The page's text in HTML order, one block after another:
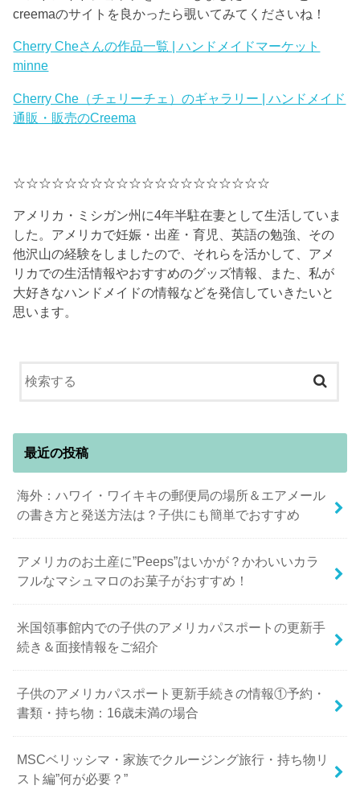
creemaのサイトを良かったら覗いてみてくださいね！
Cherry Cheさんの作品一覧 | ハンドメイドマーケット
minne
Cherry Che（チェリーチェ）のギャラリー | ハンドメイド
通販・販売のCreema
☆☆☆☆☆☆☆☆☆☆☆☆☆☆☆☆☆☆☆☆
アメリカ・ミシガン州に4年半駐在妻として生活していま
した。アメリカで妊娠・出産・育児、英語の勉強、その
他沢山の経験をしましたので、それらを活かして、アメ
リカでの生活情報やおすすめのグッズ情報、また、私が
大好きなハンドメイドの情報などを発信していきたいと
思います。
最近の投稿
海外：ハワイ・ワイキキの郵便局の場所＆エアメール
の書き方と発送方法は？子供にも簡単でおすすめ
アメリカのお土産に”Peeps”はいかが？かわいいカラ
フルなマシュマロのお菓子がおすすめ！
米国領事館内での子供のアメリカパスポートの更新手
続き＆面接情報をご紹介
子供のアメリカパスポート更新手続きの情報①予約・
書類・持ち物：16歳未満の場合
MSCベリッシマ・家族でクルージング旅行・持ち物リ
スト編”何が必要？”